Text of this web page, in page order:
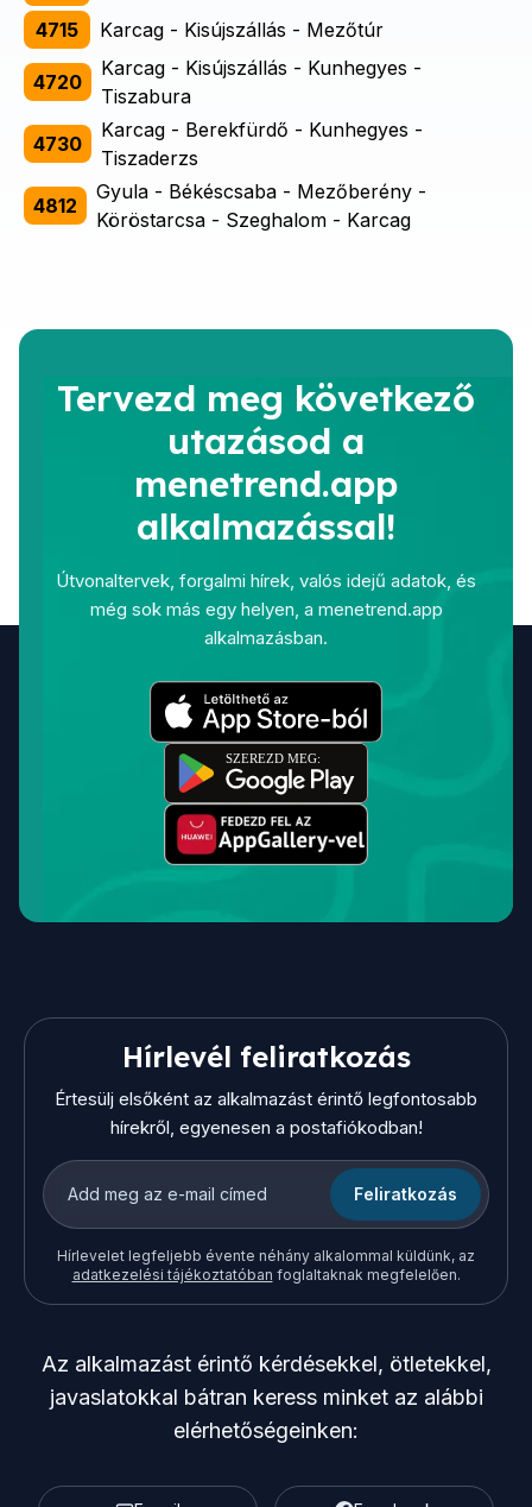
4715
Karcag - Kisújszállás - Mezőtúr
4720
Karcag - Kisújszállás - Kunhegyes -
Tiszabura
4730
Karcag - Berekfürdő - Kunhegyes -
Tiszaderzs
4812
Gyula - Békéscsaba - Mezőberény -
Köröstarcsa - Szeghalom - Karcag
Tervezd meg következő
utazásod a
menetrend.app
alkalmazással!
Útvonaltervek, forgalmi hírek, valós idejű adatok, és
még sok más egy helyen, a menetrend.app
alkalmazásban.
Hírlevél feliratkozás
Értesülj elsőként az alkalmazást érintő legfontosabb
hírekről, egyenesen a postafiókodban!
Feliratkozás
Hírlevelet legfeljebb évente néhány alkalommal küldünk, az
adatkezelési tájékoztatóban foglaltaknak megfelelően.
Az alkalmazást érintő kérdésekkel, ötletekkel,
javaslatokkal bátran keress minket az alábbi
elérhetőségeinken: